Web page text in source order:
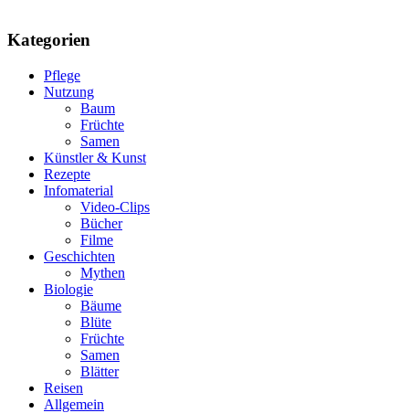
Kategorien
Pflege
Nutzung
Baum
Früchte
Samen
Künstler & Kunst
Rezepte
Infomaterial
Video-Clips
Bücher
Filme
Geschichten
Mythen
Biologie
Bäume
Blüte
Früchte
Samen
Blätter
Reisen
Allgemein